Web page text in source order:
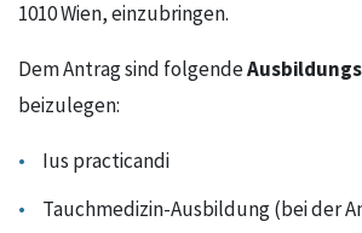
1010 Wien, einzubringen.
Dem Antrag sind folgende
beizulegen:
Ius practicandi
Tauchmedizin-Ausbildung (bei der